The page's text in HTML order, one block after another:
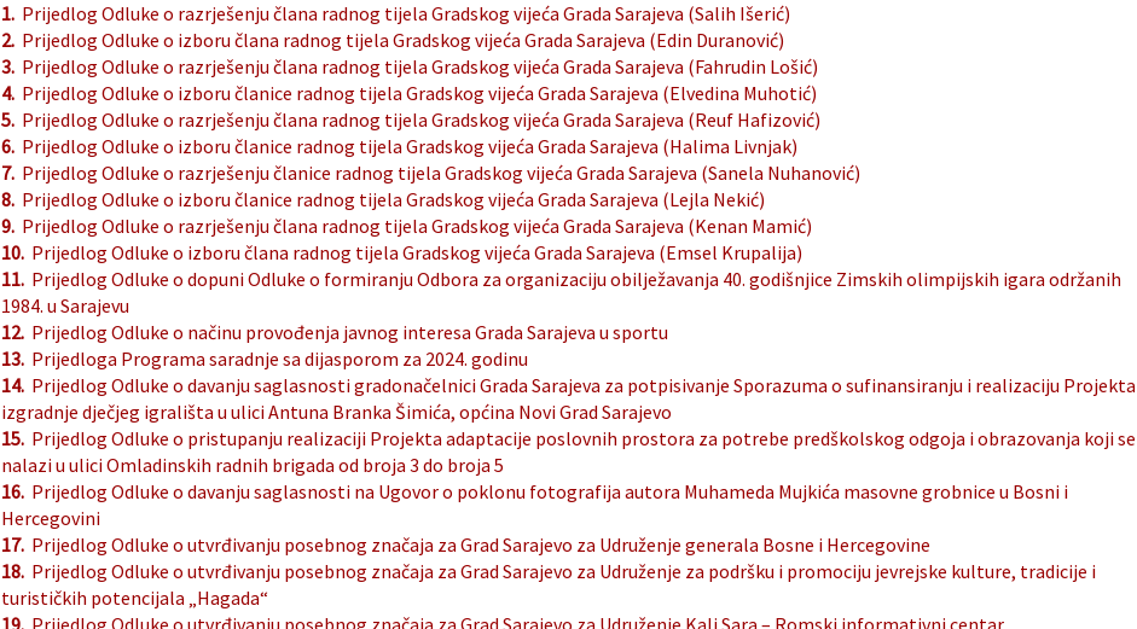
1. Prijedlog Odluke o razrješenju člana radnog tijela Gradskog vijeća Grada Sarajeva (Salih Išerić)
2. Prijedlog Odluke o izboru člana radnog tijela Gradskog vijeća Grada Sarajeva (Edin Duranović)
3. Prijedlog Odluke o razrješenju člana radnog tijela Gradskog vijeća Grada Sarajeva (Fahrudin Lošić)
4. Prijedlog Odluke o izboru članice radnog tijela Gradskog vijeća Grada Sarajeva (Elvedina Muhotić)
5. Prijedlog Odluke o razrješenju člana radnog tijela Gradskog vijeća Grada Sarajeva (Reuf Hafizović)
6. Prijedlog Odluke o izboru članice radnog tijela Gradskog vijeća Grada Sarajeva (Halima Livnjak)
7. Prijedlog Odluke o razrješenju članice radnog tijela Gradskog vijeća Grada Sarajeva (Sanela Nuhanović)
8. Prijedlog Odluke o izboru članice radnog tijela Gradskog vijeća Grada Sarajeva (Lejla Nekić)
9. Prijedlog Odluke o razrješenju člana radnog tijela Gradskog vijeća Grada Sarajeva (Kenan Mamić)
10. Prijedlog Odluke o izboru člana radnog tijela Gradskog vijeća Grada Sarajeva (Emsel Krupalija)
11. Prijedlog Odluke o dopuni Odluke o formiranju Odbora za organizaciju obilježavanja 40. godišnjice Zimskih olimpijskih igara održanih
1984. u Sarajevu
12. Prijedlog Odluke o načinu provođenja javnog interesa Grada Sarajeva u sportu
13. Prijedloga Programa saradnje sa dijasporom za 2024. godinu
14. Prijedlog Odluke o davanju saglasnosti gradonačelnici Grada Sarajeva za potpisivanje Sporazuma o sufinansiranju i realizaciju Projekta
izgradnje dječjeg igrališta u ulici Antuna Branka Šimića, općina Novi Grad Sarajevo
15. Prijedlog Odluke o pristupanju realizaciji Projekta adaptacije poslovnih prostora za potrebe predškolskog odgoja i obrazovanja koji se
nalazi u ulici Omladinskih radnih brigada od broja 3 do broja 5
16. Prijedlog Odluke o davanju saglasnosti na Ugovor o poklonu fotografija autora Muhameda Mujkića masovne grobnice u Bosni i
Hercegovini
17. Prijedlog Odluke o utvrđivanju posebnog značaja za Grad Sarajevo za Udruženje generala Bosne i Hercegovine
18. Prijedlog Odluke o utvrđivanju posebnog značaja za Grad Sarajevo za Udruženje za podršku i promociju jevrejske kulture, tradicije i
turističkih potencijala „Hagada“